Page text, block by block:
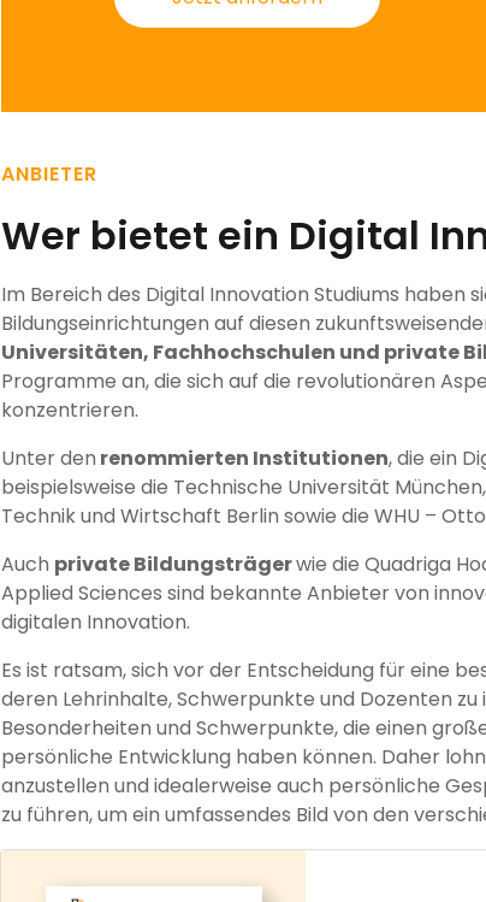
ANBIETER
Wer bietet ein Digital
Im Bereich des Digital Innovation Studiums haben
Bildungseinrichtungen auf diesen
Universitäten, Fachhochschulen und private
Programme an, die sich auf die revolutionären
konzentrieren.
Unter den renommierten Institutionen, die ein
beispielsweise die Technische Universität
Technik und Wirtschaft Berlin sowie die WHU –
Auch private Bildungsträgerwie die Quadriga
Applied Sciences sind bekannte Anbieter von
digitalen Innovation.
Es ist ratsam, sich vor der Entscheidung für eine
deren Lehrinhalte, Schwerpunkte und Dozenten
Besonderheiten und Schwerpunkte, die einen
persönliche Entwicklung haben können. Daher
anzustellen und idealerweise auch persönliche
zu führen, um ein umfassendes Bild von den